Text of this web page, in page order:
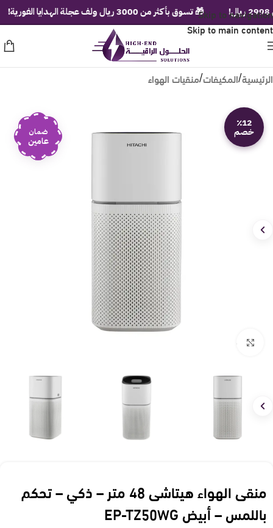
Skip to navigation
Skip to main content
الرئيسية/المكيفات/منقيات الهواء
٪12
خصم ضمان
عامين
منقى الهواء هيتاشى 48 متر – ذكي – تحكم
باللمس – أبيض EP-TZ50WG
🎁 تسوق بأكثر من 3000 ريال ولف عجلة الهدايا الفورية!